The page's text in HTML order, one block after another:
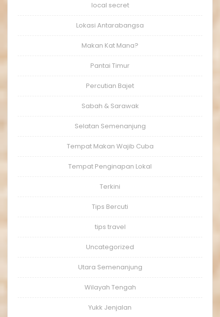
local secret
Lokasi Antarabangsa
Makan Kat Mana?
Pantai Timur
Percutian Bajet
Sabah & Sarawak
Selatan Semenanjung
Tempat Makan Wajib Cuba
Tempat Penginapan Lokal
Terkini
Tips Bercuti
tips travel
Uncategorized
Utara Semenanjung
Wilayah Tengah
Yukk Jenjalan